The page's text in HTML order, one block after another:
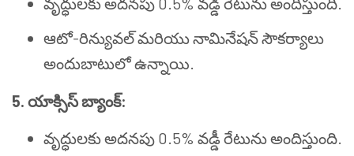
ఆటో-రిన్యువల్ మరియు నామినేషన్ సౌకర్యాలు
అందుబాటులో ఉన్నాయి.
5. యాక్సిస్ బ్యాంక్:
వృద్ధులకు అదనపు 0.5% వడ్డీ రేటును అందిస్తుంది.